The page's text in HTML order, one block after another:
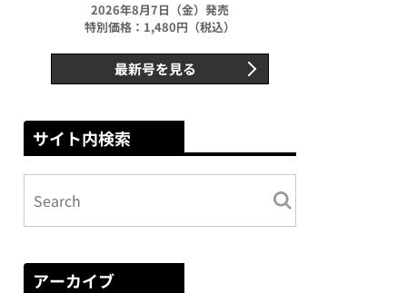
2026年8月7日（金）発売
特別価格：1,480円（税込）
最新号を見る
サイト内検索
アーカイブ